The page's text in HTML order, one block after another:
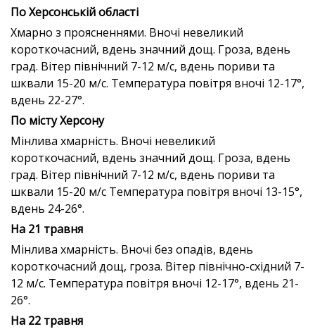
По Херсонській області
Хмарно з проясненнями. Вночі невеликий
короткочасний, вдень значний дощ. Гроза, вдень
град. Вітер північний 7-12 м/с, вдень пориви та
шквали 15-20 м/с. Температура повітря вночі 12-17°,
вдень 22-27°.
По місту Херсону
Мінлива хмарність. Вночі невеликий
короткочасний, вдень значний дощ. Гроза, вдень
град. Вітер північний 7-12 м/с, вдень пориви та
шквали 15-20 м/с Температура повітря вночі 13-15°,
вдень 24-26°.
На 21 травня
Мінлива хмарність. Вночі без опадів, вдень
короткочасний дощ, гроза. Вітер північно-східний 7-
12 м/с. Температура повітря вночі 12-17°, вдень 21-
26°.
На 22 травня